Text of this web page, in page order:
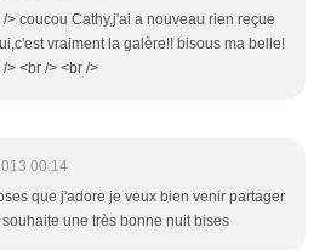
/> coucou Cathy,j'ai a nouveau rien reçue
vraiment la galère!! bisous ma belle!
> <br /> <br />
00:14
que j'adore je veux bien venir partager
une très bonne nuit bises